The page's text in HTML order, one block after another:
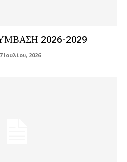
2026-2029
7 Ιουλίου, 2026